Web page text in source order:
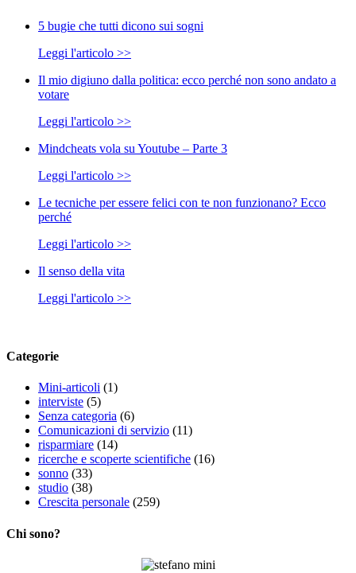
5 bugie che tutti dicono sui sogni
Leggi l'articolo >>
Il mio digiuno dalla politica: ecco perché non sono andato a
votare
Leggi l'articolo >>
Mindcheats vola su Youtube – Parte 3
Leggi l'articolo >>
Le tecniche per essere felici con te non funzionano? Ecco
perché
Leggi l'articolo >>
Il senso della vita
Leggi l'articolo >>
Categorie
Mini-articoli (1)
interviste (5)
Senza categoria (6)
Comunicazioni di servizio (11)
risparmiare (14)
ricerche e scoperte scientifiche (16)
sonno (33)
studio (38)
Crescita personale (259)
Chi sono?